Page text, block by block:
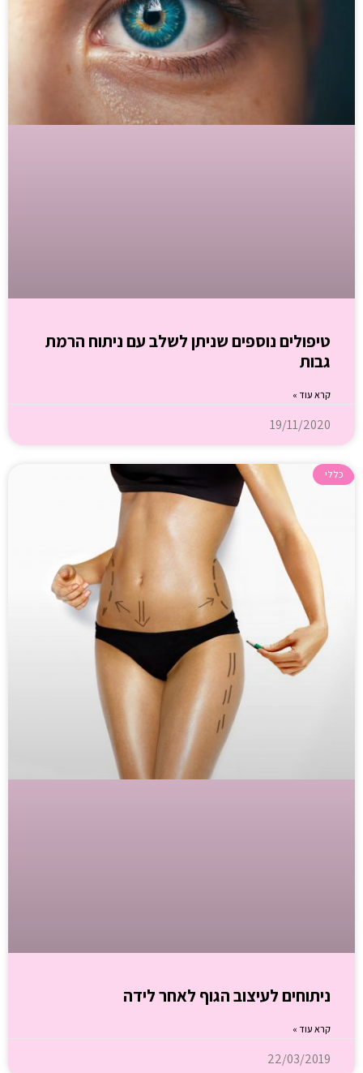
טיפולים נוספים שניתן לשלב עם ניתוח הרמת
גבות
קרא עוד »
19/11/2020
כללי
ניתוחים לעיצוב הגוף לאחר לידה
קרא עוד »
22/03/2019